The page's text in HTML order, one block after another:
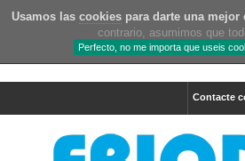
Usamos las cookies para darte una mejor
contrario, asumimos que
Perfecto, no me importa que useis
Contacte